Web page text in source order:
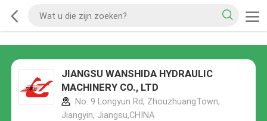
JIANGSU WANSHIDA HYDRAULIC
MACHINERY CO., LTD
No. 9 Longyun Rd, ZhouzhuangTown,
Jiangyin, Jiangsu,CHINA